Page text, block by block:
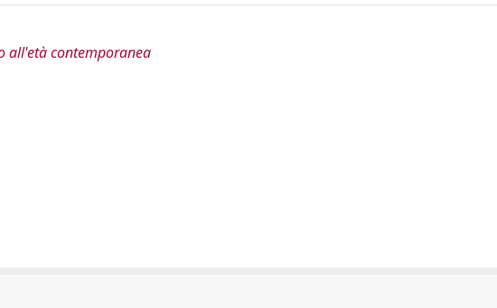
all'età contemporanea